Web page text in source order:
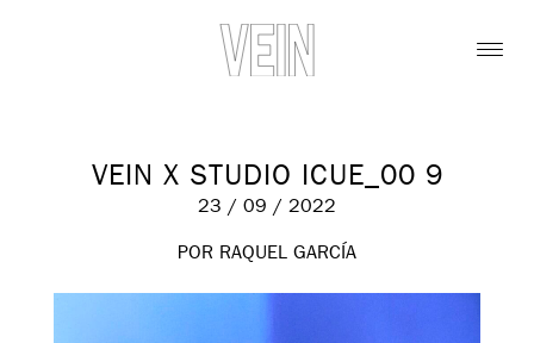
VEIN X STUDIO ICUE_00 9
23 / 09 / 2022
POR RAQUEL GARCÍA